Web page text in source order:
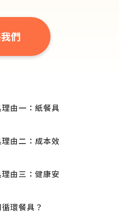
們
由一：紙餐具
由二：成本效
由三：健康安
環餐具？